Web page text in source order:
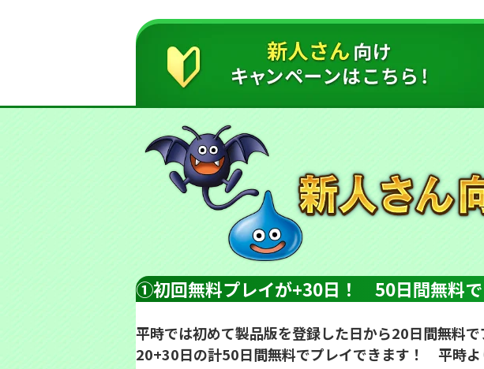
①初回無料プレイが+30日！ 50日間無料で
平時では初めて製品版を登録した日から20日間無料
20+30日の計50日間無料でプレイできます！ 平時よ